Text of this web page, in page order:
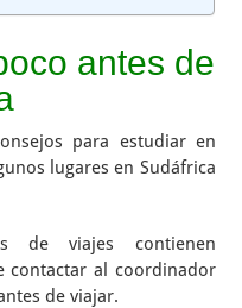
antes de
para estudiar en
lugares en Sudáfrica
de viajes contienen
contactar al coordinador
de viajar.